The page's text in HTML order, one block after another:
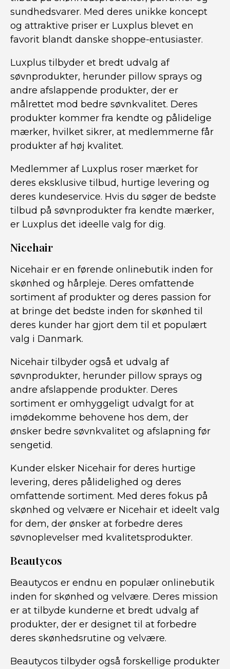
sundhedsvarer. Med deres unikke koncept
og attraktive priser er Luxplus blevet en
favorit blandt danske shoppe-entusiaster.
Luxplus tilbyder et bredt udvalg af
søvnprodukter, herunder pillow sprays og
andre afslappende produkter, der er
målrettet mod bedre søvnkvalitet. Deres
produkter kommer fra kendte og pålidelige
mærker, hvilket sikrer, at medlemmerne får
produkter af høj kvalitet.
Medlemmer af Luxplus roser mærket for
deres eksklusive tilbud, hurtige levering og
deres kundeservice. Hvis du søger de bedste
tilbud på søvnprodukter fra kendte mærker,
er Luxplus det ideelle valg for dig.
Nicehair
Nicehair er en førende onlinebutik inden for
skønhed og hårpleje. Deres omfattende
sortiment af produkter og deres passion for
at bringe det bedste inden for skønhed til
deres kunder har gjort dem til et populært
valg i Danmark.
Nicehair tilbyder også et udvalg af
søvnprodukter, herunder pillow sprays og
andre afslappende produkter. Deres
sortiment er omhyggeligt udvalgt for at
imødekomme behovene hos dem, der
ønsker bedre søvnkvalitet og afslapning før
sengetid.
Kunder elsker Nicehair for deres hurtige
levering, deres pålidelighed og deres
omfattende sortiment. Med deres fokus på
skønhed og velvære er Nicehair et ideelt valg
for dem, der ønsker at forbedre deres
søvnoplevelser med kvalitetsprodukter.
Beautycos
Beautycos er endnu en populær onlinebutik
inden for skønhed og velvære. Deres mission
er at tilbyde kunderne et bredt udvalg af
produkter, der er designet til at forbedre
deres skønhedsrutine og velvære.
Beautycos tilbyder også forskellige produkter